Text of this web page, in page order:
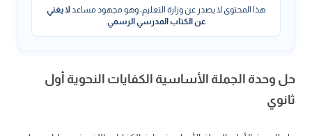
هذا المحتوى لا يصدر عن وزارة التعليم، وهو مجهود مساعدلا يغني
عن الكتاب المدرسي الرسمي.
حل وحدة الجملة الأساسية الكفايات النحوية أول
ثانوي